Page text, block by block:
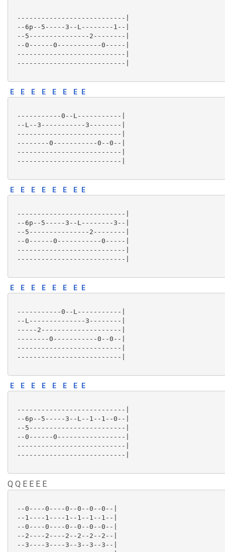
---------------------------|
--6p--5-----3--L--------1--|
--5---------------2--------|
--0------0-----------0-----|
---------------------------|
---------------------------|
E E E E E E E E
-----------0--L-----------|
--L--3-----------3--------|
--------------------------|
--------0-----------0--0--|
--------------------------|
--------------------------|
E E E E E E E E
---------------------------|
--6p--5-----3--L--------3--|
--5---------------2--------|
--0------0-----------0-----|
---------------------------|
---------------------------|
E E E E E E E E
-----------0--L-----------|
--L--------------3--------|
-----2--------------------|
--------0-----------0--0--|
--------------------------|
--------------------------|
E E E E E E E E
---------------------------|
--6p--5-----3--L--1--1--0--|
--5------------------------|
--0------0-----------------|
---------------------------|
---------------------------|
Q Q E E E E
--0----0----0--0--0--0--|
--1----1----1--1--1--1--|
--0----0----0--0--0--0--|
--2----2----2--2--2--2--|
--3----3----3--3--3--3--|